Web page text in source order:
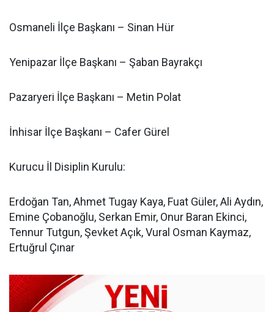
Osmaneli İlçe Başkanı – Sinan Hür
Yenipazar İlçe Başkanı – Şaban Bayrakçı
Pazaryeri İlçe Başkanı – Metin Polat
İnhisar İlçe Başkanı – Cafer Gürel
Kurucu İl Disiplin Kurulu:
Erdoğan Tan, Ahmet Tugay Kaya, Fuat Güler, Ali Aydın,
Emine Çobanoğlu, Serkan Emir, Onur Baran Ekinci,
Tennur Tutgun, Şevket Açık, Vural Osman Kaymaz,
Ertuğrul Çınar